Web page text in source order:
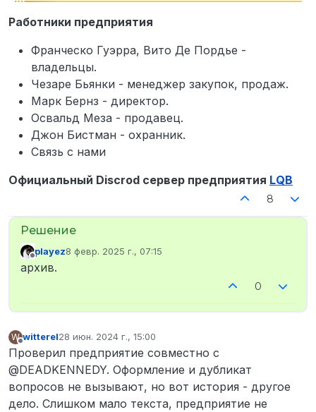
Работники предприятия
Франческо Гуэрра, Вито Де Пордье -
владельцы.
Чезаре Бьянки - менеджер закупок, продаж.
Марк Бернз - директор.
Освальд Меза - продавец.
Джон Бистман - охранник.
Связь с нами
Официальный Discrod сервер предприятия LQB
8
Не в сети
playez8 февр. 2025 г., 07:15
отредактировано
архив.
0
W witterel28 июн. 2024 г., 15:00
отредактировано
Проверил предприятие совместно с
@DEADKENNEDY. Оформление и дубликат
вопросов не вызывают, но вот история - другое
дело. Слишком мало текста, предприятие не